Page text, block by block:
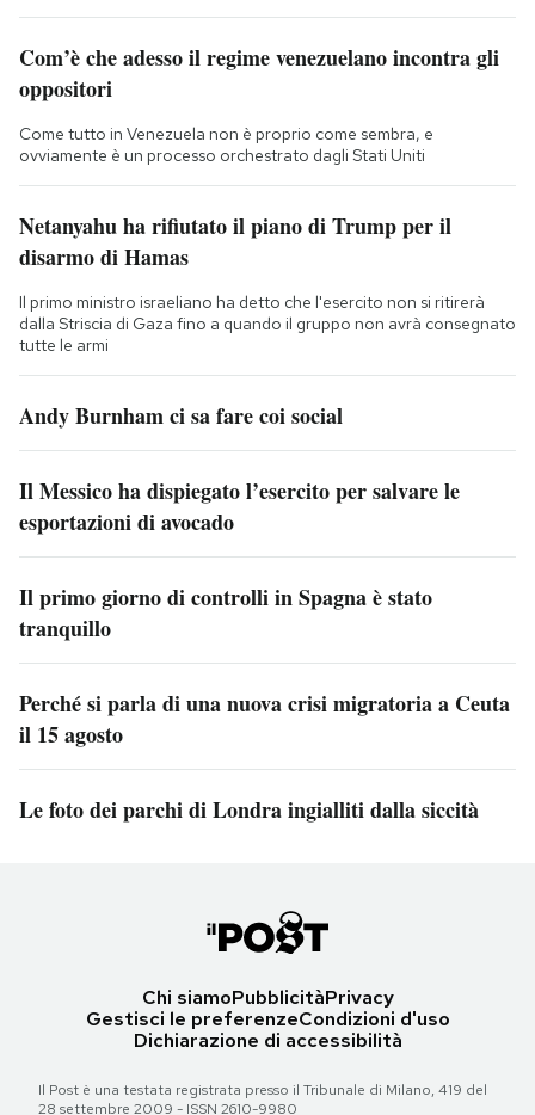
Com’è che adesso il regime venezuelano incontra gli
oppositori
Come tutto in Venezuela non è proprio come sembra, e
ovviamente è un processo orchestrato dagli Stati Uniti
Netanyahu ha rifiutato il piano di Trump per il
disarmo di Hamas
Il primo ministro israeliano ha detto che l'esercito non si ritirerà
dalla Striscia di Gaza fino a quando il gruppo non avrà consegnato
tutte le armi
Andy Burnham ci sa fare coi social
Il Messico ha dispiegato l’esercito per salvare le
esportazioni di avocado
Il primo giorno di controlli in Spagna è stato
tranquillo
Perché si parla di una nuova crisi migratoria a Ceuta
il 15 agosto
Le foto dei parchi di Londra ingialliti dalla siccità
Chi siamoPubblicitàPrivacy
Gestisci le preferenzeCondizioni d'uso
Dichiarazione di accessibilità
Il Post è una testata registrata presso il Tribunale di Milano, 419 del
28 settembre 2009 - ISSN 2610-9980